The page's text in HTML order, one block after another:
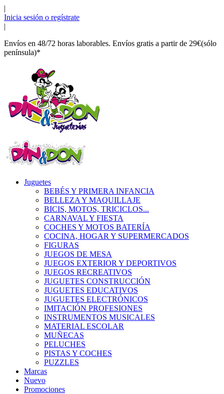
|
Inicia sesión o regístrate
|
Envíos en 48/72 horas laborables. Envíos gratis a partir de 29€(sólo
península)*
Juguetes
BEBÉS Y PRIMERA INFANCIA
BELLEZA Y MAQUILLAJE
BICIS, MOTOS, TRICICLOS...
CARNAVAL Y FIESTA
COCHES Y MOTOS BATERÍA
COCINA, HOGAR Y SUPERMERCADOS
FIGURAS
JUEGOS DE MESA
JUEGOS EXTERIOR Y DEPORTIVOS
JUEGOS RECREATIVOS
JUGUETES CONSTRUCCIÓN
JUGUETES EDUCATIVOS
JUGUETES ELECTRÓNICOS
IMITACIÓN PROFESIONES
INSTRUMENTOS MUSICALES
MATERIAL ESCOLAR
MUÑECAS
PELUCHES
PISTAS Y COCHES
PUZZLES
Marcas
Nuevo
Promociones